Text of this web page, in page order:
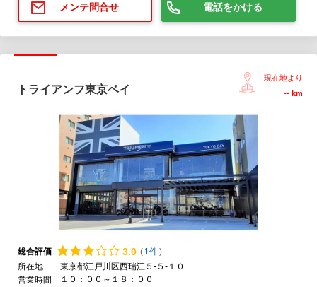
メンテ問合せ 電話をかける
トライアンフ東京ベイ
現在地より
-- km
総合評価 3.0 ( 1件)
所在地
東京都江戸川区西瑞江５-５-１０
営業時間
１０：００～１８：００